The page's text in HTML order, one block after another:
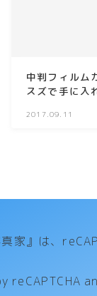
中判フィルム
スズで手に入
2017.09.11
家』は、